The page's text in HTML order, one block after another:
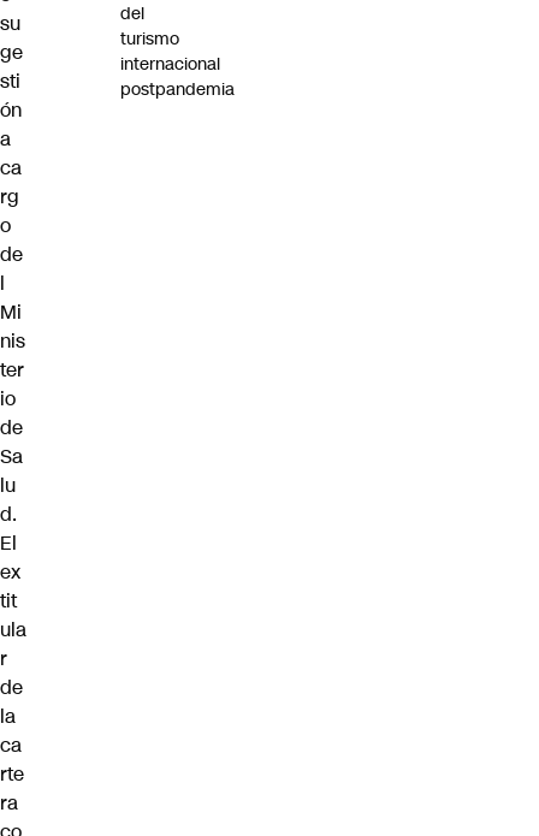
su
ge
sti
ón
a
ca
rg
o
de
l
Mi
nis
ter
io
de
Sa
lu
d.
El
ex
tit
ula
r
de
la
ca
rte
ra
del
turismo
internacional
postpandemia